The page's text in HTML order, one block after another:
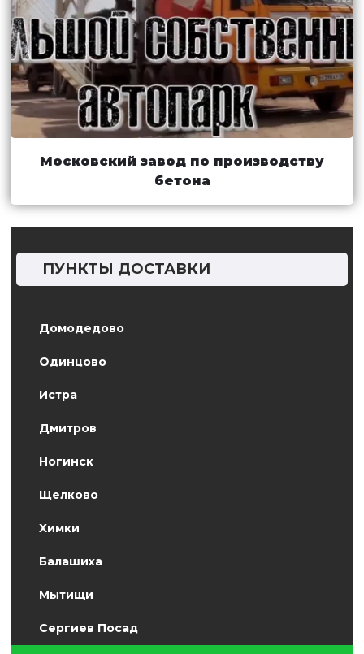
ПУНКТЫ ДОСТАВКИ
Домодедово
Одинцово
Истра
Дмитров
Ногинск
Щелково
Химки
Балашиха
Мытищи
Сергиев Посад
Московский завод по производству
бетона